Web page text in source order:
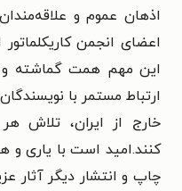
اذهان عموم و
اعضای انجمن
این مهم همت گماشته
ارتباط مستمر با
خارج از ایران، تلاش
کنند.امید است با یاری و
چاپ و انتشار دیگر آثار